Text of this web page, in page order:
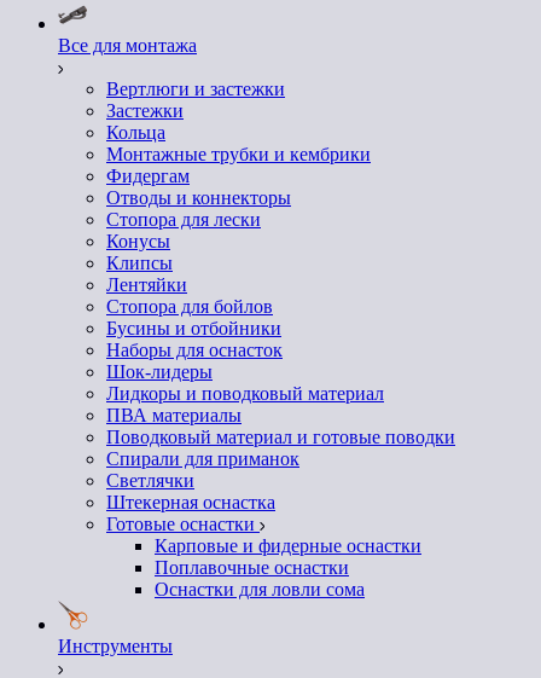
Все для монтажа
Вертлюги и застежки
Застежки
Кольца
Монтажные трубки и кембрики
Фидергам
Отводы и коннекторы
Стопора для лески
Конусы
Клипсы
Лентяйки
Стопора для бойлов
Бусины и отбойники
Наборы для оснасток
Шок-лидеры
Лидкоры и поводковый материал
ПВА материалы
Поводковый материал и готовые поводки
Спирали для приманок
Светлячки
Штекерная оснастка
Готовые оснастки
Карповые и фидерные оснастки
Поплавочные оснастки
Оснастки для ловли сома
Инструменты